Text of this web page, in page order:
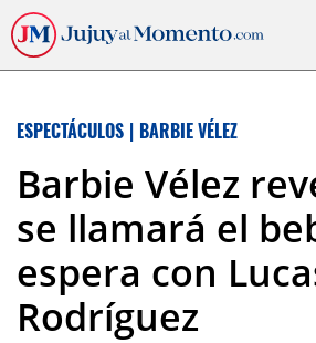
ESPECTÁCULOS | BARBIE VÉLEZ
Barbie Vélez
se llamará el
espera con
Rodríguez